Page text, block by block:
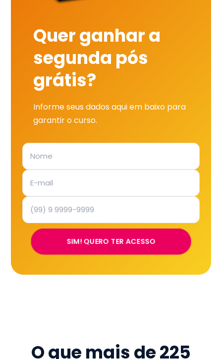
Quer ganhar a
segunda pós
grátis?
Informe seus dados aqui em baixo para
garantir o curso.
SIM! QUERO TER ACESSO
O que mais de225